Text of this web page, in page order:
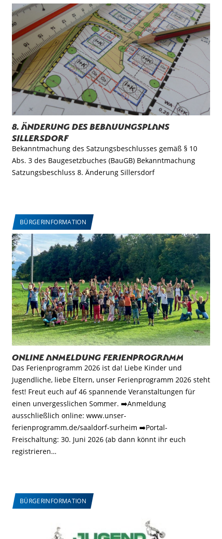
8. Änderung des Bebauungsplans
Sillersdorf
Bekanntmachung des Satzungsbeschlusses gemäß § 10
Abs. 3 des Baugesetzbuches (BauGB) Bekanntmachung
Satzungsbeschluss 8. Änderung Sillersdorf
BÜRGERINFORMATION
Online Anmeldung Ferienprogramm
Das Ferienprogramm 2026 ist da! Liebe Kinder und
Jugendliche, liebe Eltern, unser Ferienprogramm 2026 steht
fest! Freut euch auf 46 spannende Veranstaltungen für
einen unvergesslichen Sommer. ➡️Anmeldung
ausschließlich online: www.unser-
ferienprogramm.de/saaldorf-surheim ➡️Portal-
Freischaltung: 30. Juni 2026 (ab dann könnt ihr euch
registrieren…
BÜRGERINFORMATION